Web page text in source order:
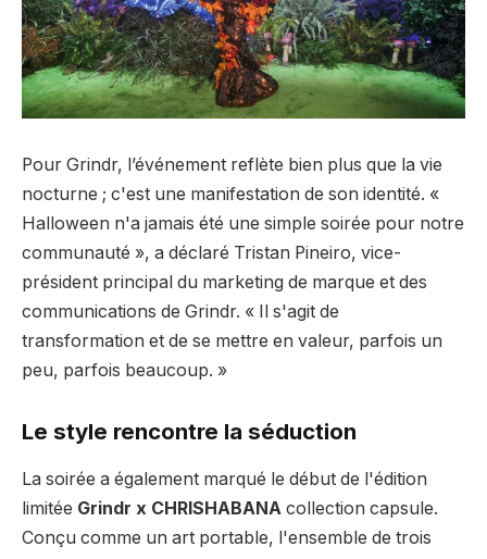
Pour Grindr, l’événement reflète bien plus que la vie
nocturne ; c'est une manifestation de son identité. «
Halloween n'a jamais été une simple soirée pour notre
communauté », a déclaré Tristan Pineiro, vice-
président principal du marketing de marque et des
communications de Grindr. « Il s'agit de
transformation et de se mettre en valeur, parfois un
peu, parfois beaucoup. »
Le style rencontre la séduction
La soirée a également marqué le début de l'édition
limitée Grindr x CHRISHABANA collection capsule.
Conçu comme un art portable, l'ensemble de trois